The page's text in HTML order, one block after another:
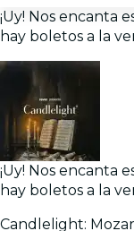
¡Uy! Nos encanta
hay boletos a la
¡Uy! Nos encanta
hay boletos a la
Candlelight: